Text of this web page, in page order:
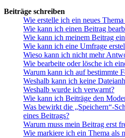
Beiträge schreiben
Wie erstelle ich ein neues
Wie kann ich einen Beitrag
Wie kann ich meinem Beitrag
Wie kann ich eine Umfrage
Wieso kann ich nicht mehr
Wie bearbeite oder lösche ich
Warum kann ich auf bestimmte
Weshalb kann ich keine
Weshalb wurde ich verwarnt?
Wie kann ich Beiträge den
Was bewirkt die „Speichern“-
eines Beitrags?
Warum muss mein Beitrag erst
Wie markiere ich ein Thema als